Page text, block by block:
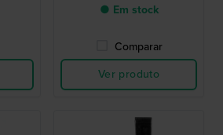
● Em stock
Comparar
Ver produto